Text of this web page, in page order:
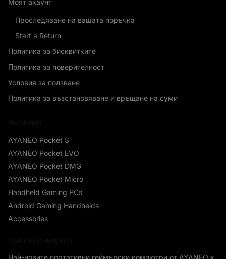
Моят акаунт
Проследяване на вашата поръчка
Start a Return
Политика за бисквитките
Политика за поверителност
Условия за ползване
Политика за възстановяване и връщане на суми
AYANEO Pocket S
AYANEO Pocket EVO
AYANEO Pocket DMG
AYANEO Pocket Micro
Handheld Gaming PCs
Android Gaming Handhelds
Accessories